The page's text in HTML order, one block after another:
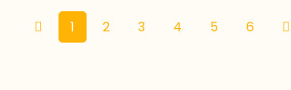
1 2 3 4 5 6